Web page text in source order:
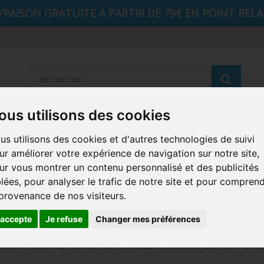
utilisons des cookies
utilisons des cookies et d'autres technologies de suivi
améliorer votre expérience de navigation sur notre site,
vous montrer un contenu personnalisé et des publicités
pour analyser le trafic de notre site et pour
de nos visiteurs.
Je refuse Changer mes préférences
GRATUITE À PARTIR DE 79€ EN POINT
AUTRES COMICS MUSIQUE SPORTS POP
FUNKO HOME FUNKO VINYL SODA RETRO
CARTE A JOUER
/ FIGURINE FUNKO POP / EXCLUSIVE SPECIAL EDITION / GITD